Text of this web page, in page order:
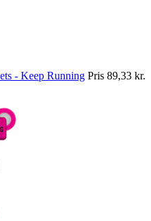
- Keep Running Pris 89,33 kr.